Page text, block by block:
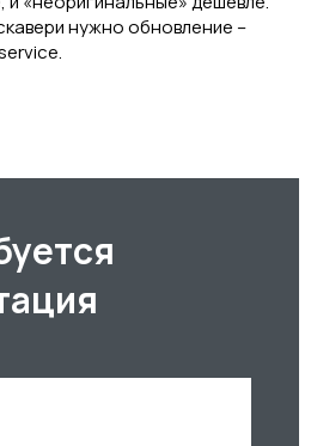
нужно обновление –